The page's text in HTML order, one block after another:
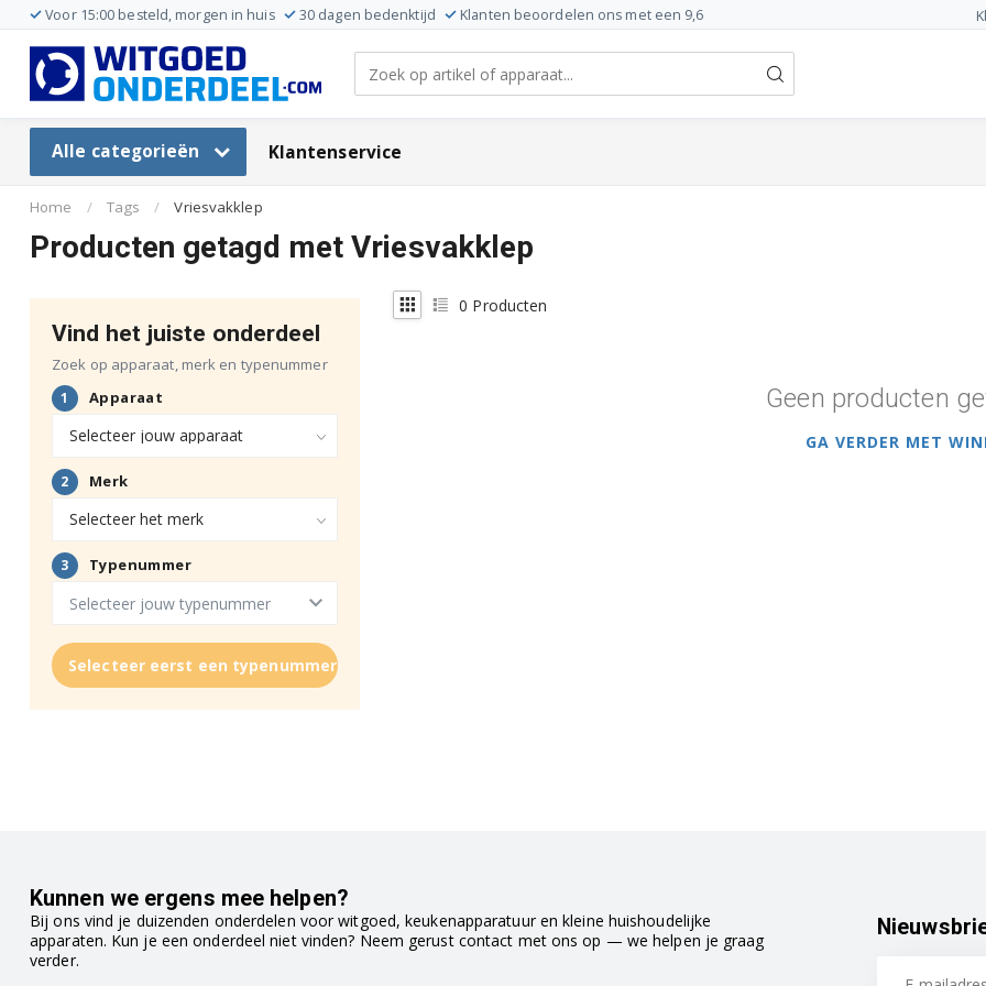
Voor 15:00 besteld, morgen in huis 30 dagen bedenktijd Klanten beoordelen ons met een 9,6
Alle categorieën Klantenservice
Home / Tags / Vriesvakklep
Producten getagd met Vriesvakklep
Vind het juiste onderdeel
Zoek op apparaat, merk en typenummer
Selecteer eerst een typenummer
0 Producten
Geen producten
GA VERDER MET
Kunnen we ergens mee helpen?
Bij ons vind je duizenden onderdelen voor witgoed, keukenapparatuur en kleine huishoudelijke
apparaten. Kun je een onderdeel niet vinden? Neem gerust contact met ons op — we helpen je graag
verder.